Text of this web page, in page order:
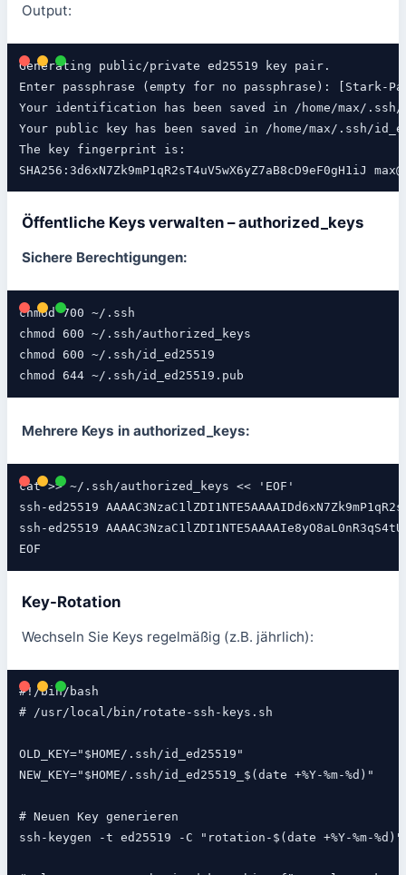
Output:
Generating public/private ed25519 key pair.
Enter passphrase (empty for no passphrase): [Stark-
Your identification has been saved in /home/max/.ssh/
Your public key has been saved in /home/max/.ssh/
The key fingerprint is:
SHA256:3d6xN7Zk9mP1qR2sT4uV5wX6yZ7aB8cD9eF0gH1iJ
Öffentliche Keys verwalten – authorized_keys
Sichere Berechtigungen:
chmod 700 ~/.ssh
chmod 600 ~/.ssh/authorized_keys
chmod 600 ~/.ssh/id_ed25519
chmod 644 ~/.ssh/id_ed25519.pub
Mehrere Keys in authorized_keys:
cat >> ~/.ssh/authorized_keys << 'EOF'
ssh-ed25519
ssh-ed25519
EOF
Key-Rotation
Wechseln Sie Keys regelmäßig (z.B. jährlich):
#!/bin/bash
# /usr/local/bin/rotate-ssh-keys.sh
OLD_KEY="$HOME/.ssh/id_ed25519"
NEW_KEY="$HOME/.ssh/id_ed25519_$(date +%Y-%m-%d)"
# Neuen Key generieren
ssh-keygen -t ed25519 -C "rotation-$(date +%Y-%m-